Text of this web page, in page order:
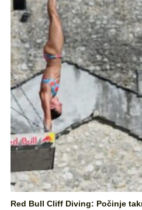
Red Bull Cliff Diving: Počinje